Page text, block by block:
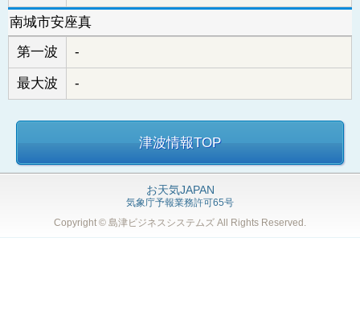
南城市安座真
第一波
-
最大波 -
津波情報TOP
お天気JAPAN
気象庁予報業務許可65号
Copyright © 島津ビジネスシステムズ All Rights Reserved.